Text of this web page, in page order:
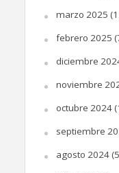
marzo 2025
febrero 2025
diciembre
noviembre
octubre 2024
septiembre
agosto 2024